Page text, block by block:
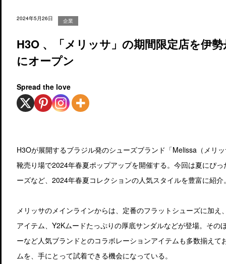
2024年5月26日 企業
H3O 、「メリッサ」の期間限定店を伊
にオープン
Spread the love
H3Oが展開するブラジル発のシューズブランド「Melissa（メリ
靴売り場で2024年春夏ポップアップを開催する。今回は夏にぴ
ーズなど、2024年春夏コレクションの人気スタイルを豊富に紹介
メリッサのメインラインからは、定番のフラットシューズに加
アイテム、Y2Kムードたっぷりの厚底サンダルなどが登場。そ
ーなど人気ブランドとのコラボレーションアイテムも多数揃え
ムを、手にとって試着できる機会になっている。